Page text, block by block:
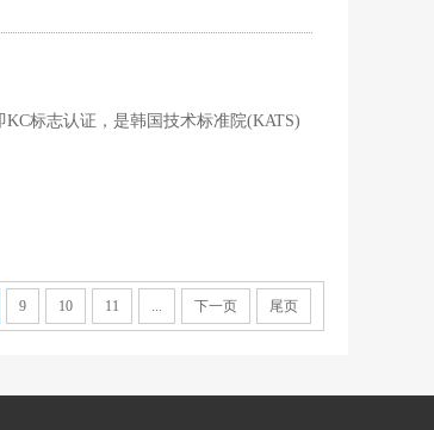
标志认证，是韩国技术标准院(KATS)
9 10 11 ... 下一页 尾页